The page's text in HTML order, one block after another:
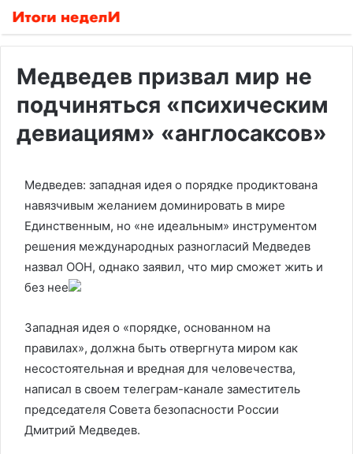
Медведев призвал мир не
подчиняться «психическим
девиациям» «англосаксов»
Медведев: западная идея о порядке продиктована
навязчивым желанием доминировать в мире
Единственным, но «не идеальным» инструментом
решения международных разногласий Медведев
назвал ООН, однако заявил, что мир сможет жить и
без нее
Западная идея о «порядке, основанном на
правилах», должна быть отвергнута миром как
несостоятельная и вредная для человечества,
написал в своем телеграм-канале заместитель
председателя Совета безопасности России
Дмитрий Медведев.